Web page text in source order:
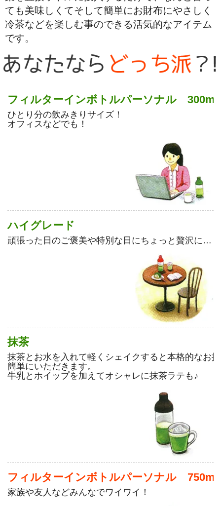
ても美味しくてそして簡単にお財布にやさしく
冷茶などを楽しむ事のできる活気的なアイテム
です。
フィルターインボトルパーソナル 300ml
ひとり分の飲みきりサイズ！
オフィスなどでも！
ハイグレード
頑張った日のご褒美や特別な日にちょっと贅沢に…
抹茶
抹茶とお水を入れて軽くシェイクすると本格的なお
簡単にいただきます。
牛乳とホイップを加えてオシャレに抹茶ラテも♪
フィルターインボトルパーソナル 750ml
家族や友人などみんなでワイワイ！